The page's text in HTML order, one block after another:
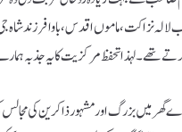
نزاکت ، ماموں اقدس، باوا فرزند شاہ
تھے۔ لہذا تحفظ مرکزیت کا یہ جذبہ
میں بزرگ اور مشہور ذاکرین کی مجالس